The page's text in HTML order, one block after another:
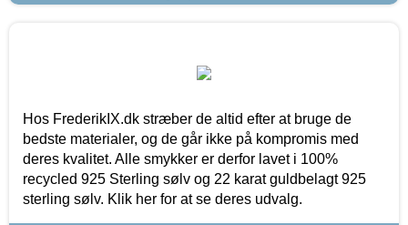
Hos FrederikIX.dk stræber de altid efter at bruge de
bedste materialer, og de går ikke på kompromis med
deres kvalitet. Alle smykker er derfor lavet i 100%
recycled 925 Sterling sølv og 22 karat guldbelagt 925
sterling sølv. Klik her for at se deres udvalg.